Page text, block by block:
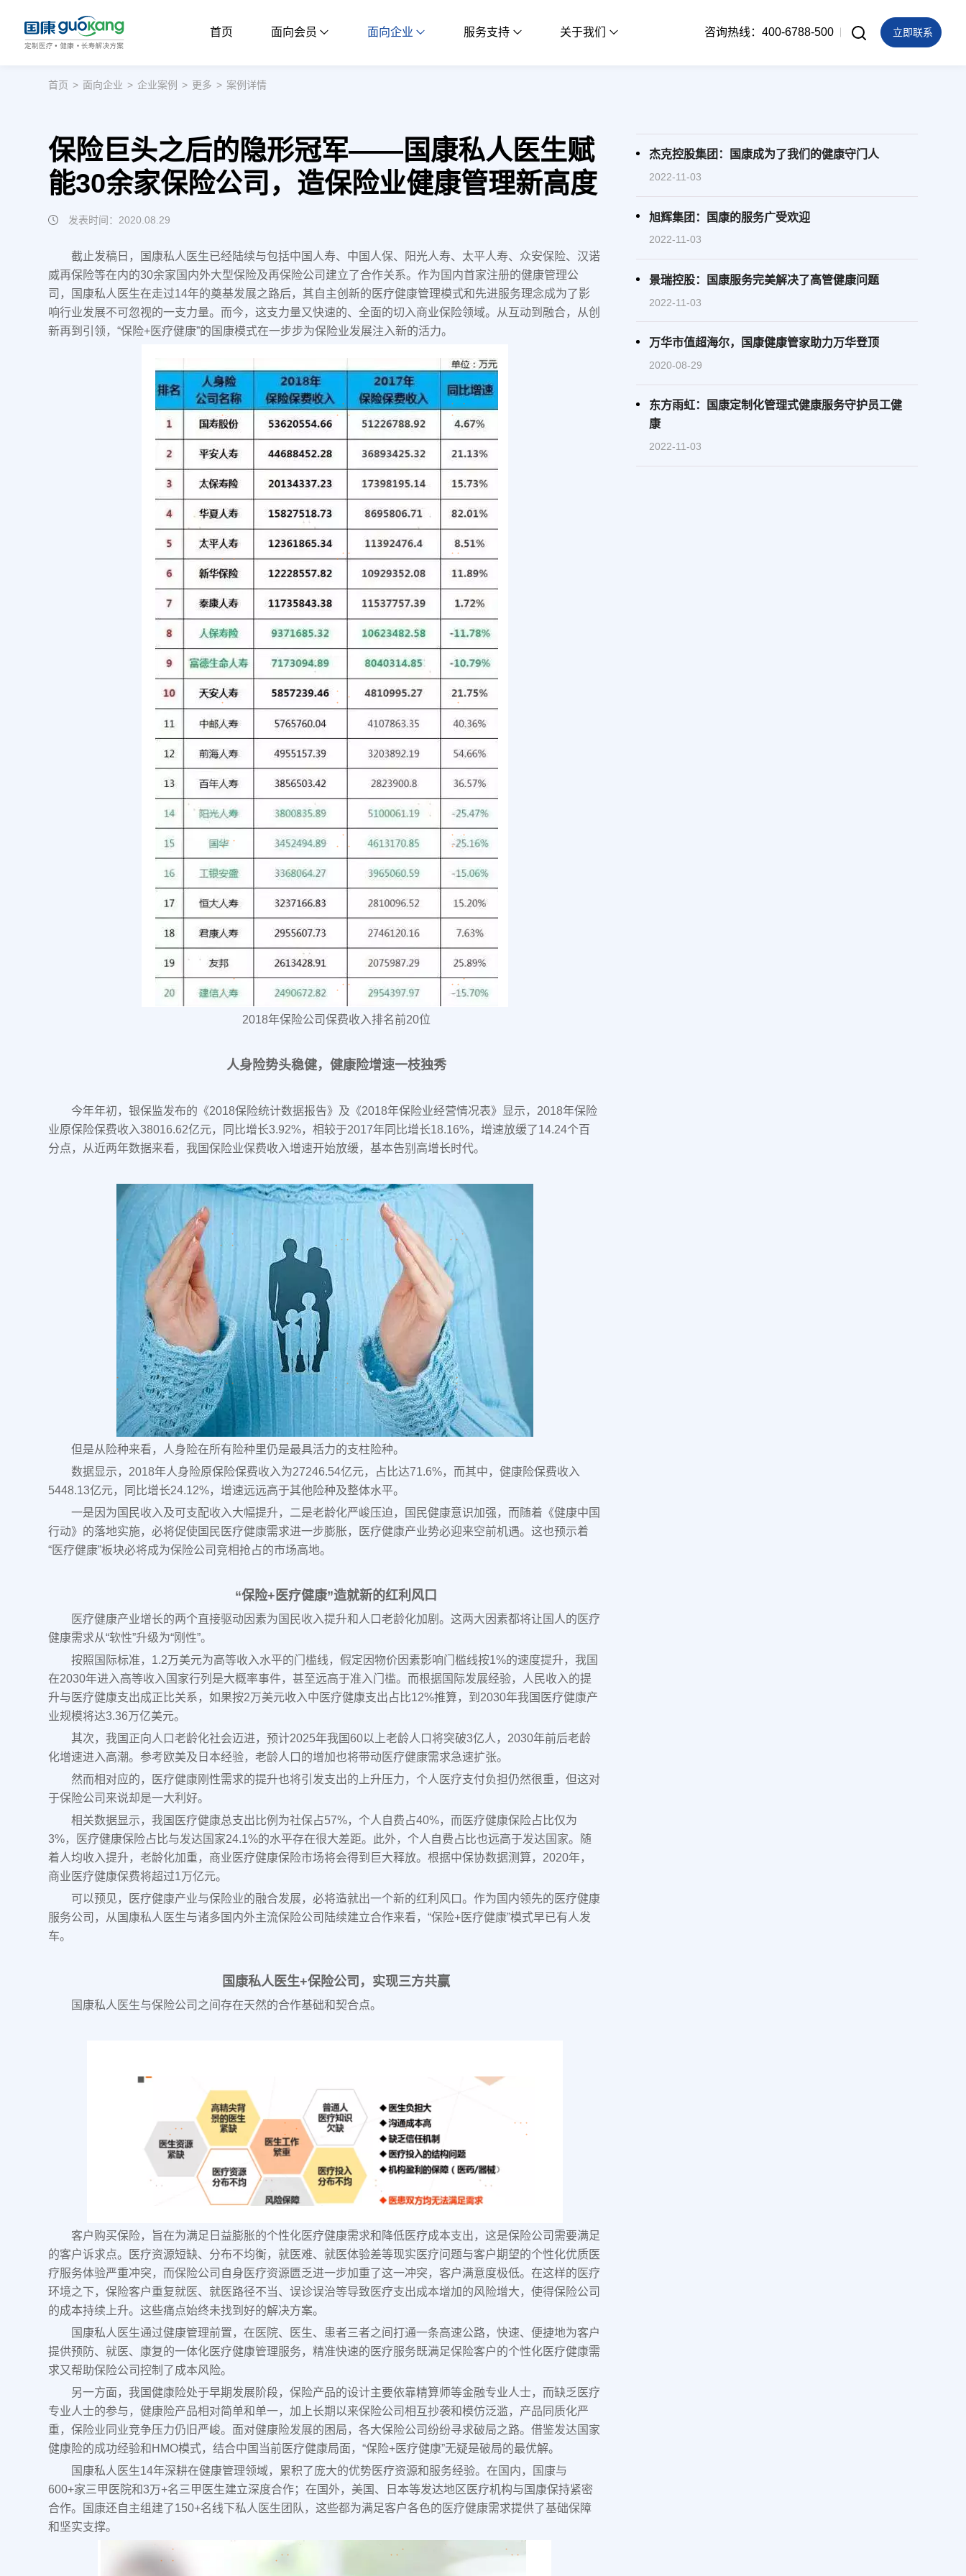
首页 面向会员 面向企业 服务支持 关于我们
面向企业
服务支持
咨询热线：400-6788-500 立即联系
首页 > 面向企业 > 企业案例 > 更多 > 案例详情
保险巨头之后的隐形冠军——国康私人医生赋
能30余家保险公司，造保险业健康管理新高度
发表时间：2020.08.29
截止发稿日，国康私人医生已经陆续与包括中国人寿、中国人保、阳光人寿、太平人寿、众安保险、汉诺
威再保险等在内的30余家国内外大型保险及再保险公司建立了合作关系。作为国内首家注册的健康管理公
司，国康私人医生在走过14年的奠基发展之路后，其自主创新的医疗健康管理模式和先进服务理念成为了影
响行业发展不可忽视的一支力量。而今，这支力量又快速的、全面的切入商业保险领域。从互动到融合，从创
新再到引领，“保险+医疗健康”的国康模式在一步步为保险业发展注入新的活力。
2018年保险公司保费收入排名前20位
人身险势头稳健，健康险增速一枝独秀
今年年初，银保监发布的《2018保险统计数据报告》及《2018年保险业经营情况表》显示，2018年保险
业原保险保费收入38016.62亿元，同比增长3.92%，相较于2017年同比增长18.16%，增速放缓了14.24个百
分点，从近两年数据来看，我国保险业保费收入增速开始放缓，基本告别高增长时代。
但是从险种来看，人身险在所有险种里仍是最具活力的支柱险种。
数据显示，2018年人身险原保险保费收入为27246.54亿元，占比达71.6%，而其中，健康险保费收入
5448.13亿元，同比增长24.12%，增速远远高于其他险种及整体水平。
一是因为国民收入及可支配收入大幅提升，二是老龄化严峻压迫，国民健康意识加强，而随着《健康中国
行动》的落地实施，必将促使国民医疗健康需求进一步膨胀，医疗健康产业势必迎来空前机遇。这也预示着
“医疗健康”板块必将成为保险公司竞相抢占的市场高地。
“保险+医疗健康”造就新的红利风口
医疗健康产业增长的两个直接驱动因素为国民收入提升和人口老龄化加剧。这两大因素都将让国人的医疗
健康需求从“软性”升级为“刚性”。
按照国际标准，1.2万美元为高等收入水平的门槛线，假定因物价因素影响门槛线按1%的速度提升，我国
在2030年进入高等收入国家行列是大概率事件，甚至远高于准入门槛。而根据国际发展经验，人民收入的提
升与医疗健康支出成正比关系，如果按2万美元收入中医疗健康支出占比12%推算，到2030年我国医疗健康产
业规模将达3.36万亿美元。
其次，我国正向人口老龄化社会迈进，预计2025年我国60以上老龄人口将突破3亿人，2030年前后老龄
化增速进入高潮。参考欧美及日本经验，老龄人口的增加也将带动医疗健康需求急速扩张。
然而相对应的，医疗健康刚性需求的提升也将引发支出的上升压力，个人医疗支付负担仍然很重，但这对
于保险公司来说却是一大利好。
相关数据显示，我国医疗健康总支出比例为社保占57%，个人自费占40%，而医疗健康保险占比仅为
3%，医疗健康保险占比与发达国家24.1%的水平存在很大差距。此外，个人自费占比也远高于发达国家。随
着人均收入提升，老龄化加重，商业医疗健康保险市场将会得到巨大释放。根据中保协数据测算，2020年，
商业医疗健康保费将超过1万亿元。
可以预见，医疗健康产业与保险业的融合发展，必将造就出一个新的红利风口。作为国内领先的医疗健康
服务公司，从国康私人医生与诸多国内外主流保险公司陆续建立合作来看，“保险+医疗健康”模式早已有人发
车。
国康私人医生+保险公司，实现三方共赢
国康私人医生与保险公司之间存在天然的合作基础和契合点。
客户购买保险，旨在为满足日益膨胀的个性化医疗健康需求和降低医疗成本支出，这是保险公司需要满足
的客户诉求点。医疗资源短缺、分布不均衡，就医难、就医体验差等现实医疗问题与客户期望的个性化优质医
疗服务体验严重冲突，而保险公司自身医疗资源匮乏进一步加重了这一冲突，客户满意度极低。在这样的医疗
环境之下，保险客户重复就医、就医路径不当、误诊误治等导致医疗支出成本增加的风险增大，使得保险公司
的成本持续上升。这些痛点始终未找到好的解决方案。
国康私人医生通过健康管理前置，在医院、医生、患者三者之间打通一条高速公路，快速、便捷地为客户
提供预防、就医、康复的一体化医疗健康管理服务，精准快速的医疗服务既满足保险客户的个性化医疗健康需
求又帮助保险公司控制了成本风险。
另一方面，我国健康险处于早期发展阶段，保险产品的设计主要依靠精算师等金融专业人士，而缺乏医疗
专业人士的参与，健康险产品相对简单和单一，加上长期以来保险公司相互抄袭和模仿泛滥，产品同质化严
重，保险业同业竞争压力仍旧严峻。面对健康险发展的困局，各大保险公司纷纷寻求破局之路。借鉴发达国家
健康险的成功经验和HMO模式，结合中国当前医疗健康局面，“保险+医疗健康”无疑是破局的最优解。
国康私人医生14年深耕在健康管理领域，累积了庞大的优势医疗资源和服务经验。在国内，国康与
600+家三甲医院和3万+名三甲医生建立深度合作；在国外，美国、日本等发达地区医疗机构与国康保持紧密
合作。国康还自主组建了150+名线下私人医生团队，这些都为满足客户各色的医疗健康需求提供了基础保障
和坚实支撑。
杰克控股集团：国康成为了我们的健康守门人
2022-11-03
旭辉集团：国康的服务广受欢迎
2022-11-03
景瑞控股：国康服务完美解决了高管健康问题
2022-11-03
万华市值超海尔，国康健康管家助力万华登顶
2020-08-29
东方雨虹：国康定制化管理式健康服务守护员工健
康
2022-11-03